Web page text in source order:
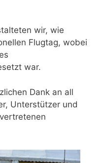
wir, wie
Flugtag, wobei
war.
Dank an all
Unterstützer und